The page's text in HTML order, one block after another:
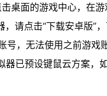
桌面的游戏中心，在游
请点击“下载安卓版”
号，无法使用之前游
器已预设键鼠云方案，